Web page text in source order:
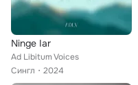
Ninge Iar
Ad Libitum Voices
Сингл
2024